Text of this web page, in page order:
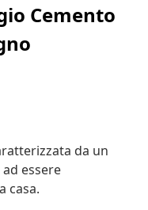
Cemento
da un
essere
casa.